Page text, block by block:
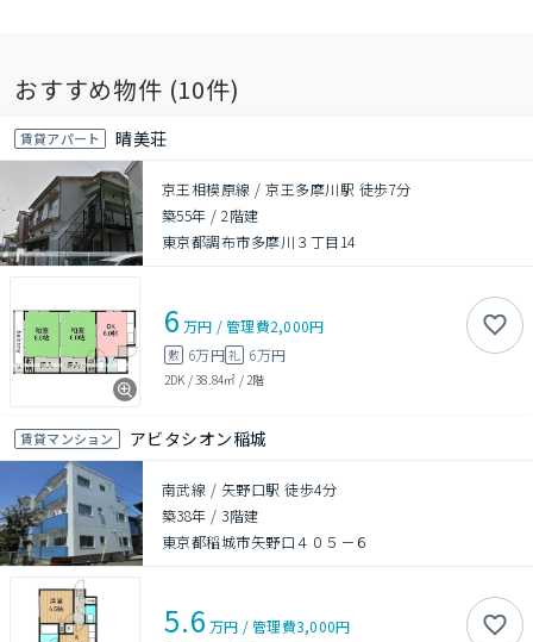
おすすめ物件 (10件)
賃貸アパート 晴美荘
京王相模原線 / 京王多摩川駅 徒歩7分
築55年 /2階建
東京都調布市多摩川３丁目14
6 万円 /管理費2,000円
敷 6万円礼 6万円
2DK /38.84㎡ / 2階
賃貸マンション アビタシオン稲城
南武線 / 矢野口駅 徒歩4分
築38年 / 3階建
東京都稲城市矢野口４０５－６
5.6 万円 /管理費3,000円